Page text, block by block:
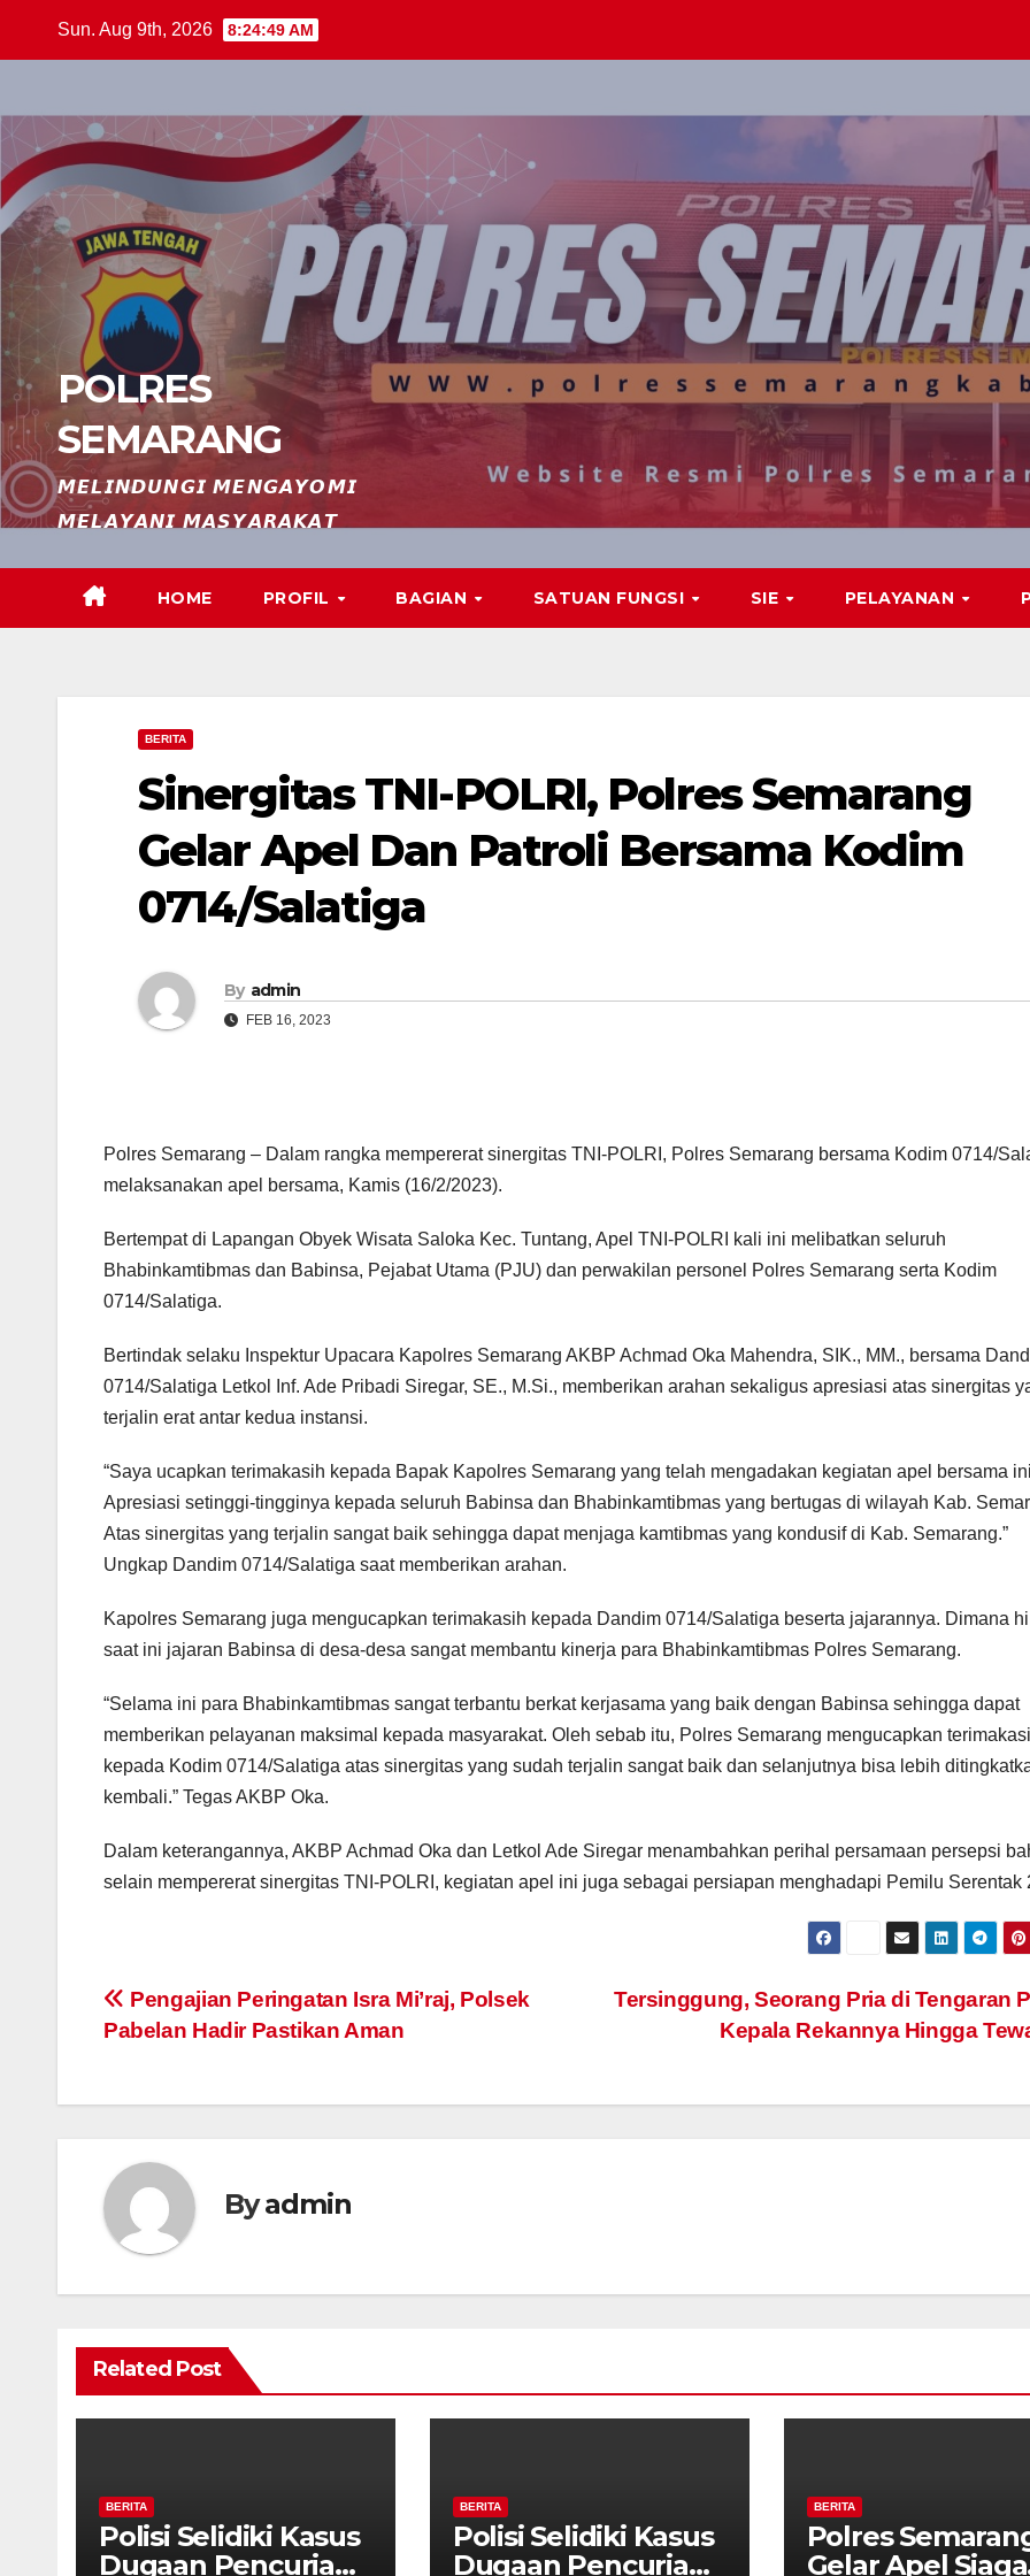
Sun. Aug 9th, 2026 8:24:50 AM
POLRES
SEMARANG
𝙈𝙀𝙇𝙄𝙉𝘿𝙐𝙉𝙂𝙄 𝙈𝙀𝙉𝙂𝘼𝙔𝙊𝙈𝙄
𝙈𝙀𝙇𝘼𝙔𝘼𝙉𝙄 𝙈𝘼𝙎𝙔𝘼𝙍𝘼𝙆𝘼𝙏
HOME PROFIL BAGIAN SATUAN FUNGSI SIE PELAYANAN
BERITA
Sinergitas TNI-POLRI, Polres Semarang
Gelar Apel Dan Patroli Bersama Kodim
0714/Salatiga
By admin
FEB 16, 2023
Polres Semarang – Dalam rangka mempererat sinergitas TNI-POLRI, Polres Semarang bersama Kodim 0714/
melaksanakan apel bersama, Kamis (16/2/2023).
Bertempat di Lapangan Obyek Wisata Saloka Kec. Tuntang, Apel TNI-POLRI kali ini melibatkan seluruh
Bhabinkamtibmas dan Babinsa, Pejabat Utama (PJU) dan perwakilan personel Polres Semarang serta Kodim
0714/Salatiga.
Bertindak selaku Inspektur Upacara Kapolres Semarang AKBP Achmad Oka Mahendra, SIK., MM., bersama
0714/Salatiga Letkol Inf. Ade Pribadi Siregar, SE., M.Si., memberikan arahan sekaligus apresiasi atas sinergitas
terjalin erat antar kedua instansi.
“Saya ucapkan terimakasih kepada Bapak Kapolres Semarang yang telah mengadakan kegiatan apel bersama
Apresiasi setinggi-tingginya kepada seluruh Babinsa dan Bhabinkamtibmas yang bertugas di wilayah Kab.
Atas sinergitas yang terjalin sangat baik sehingga dapat menjaga kamtibmas yang kondusif di Kab. Semarang.”
Ungkap Dandim 0714/Salatiga saat memberikan arahan.
Kapolres Semarang juga mengucapkan terimakasih kepada Dandim 0714/Salatiga beserta jajarannya. Dimana
saat ini jajaran Babinsa di desa-desa sangat membantu kinerja para Bhabinkamtibmas Polres Semarang.
“Selama ini para Bhabinkamtibmas sangat terbantu berkat kerjasama yang baik dengan Babinsa sehingga dapat
memberikan pelayanan maksimal kepada masyarakat. Oleh sebab itu, Polres Semarang mengucapkan
kepada Kodim 0714/Salatiga atas sinergitas yang sudah terjalin sangat baik dan selanjutnya bisa lebih
kembali.” Tegas AKBP Oka.
Dalam keterangannya, AKBP Achmad Oka dan Letkol Ade Siregar menambahkan perihal persamaan persepsi
selain mempererat sinergitas TNI-POLRI, kegiatan apel ini juga sebagai persiapan menghadapi Pemilu Serentak
Post
Tersinggung, Seorang Pria di Tengaran
Kepala Rekannya Hingga
Pengajian Peringatan Isra Mi’raj, Polsek
Pabelan Hadir Pastikan Aman
Byadmin
Related Post
BERITA
Polisi Selidiki Kasus
Dugaan Pencurian
BERITA
Polisi Selidiki Kasus
Dugaan Pencurian
BERITA
Polres
Gelar Apel Siaga